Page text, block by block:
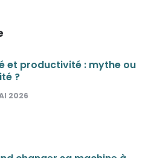
et productivité : mythe ou
?
2026